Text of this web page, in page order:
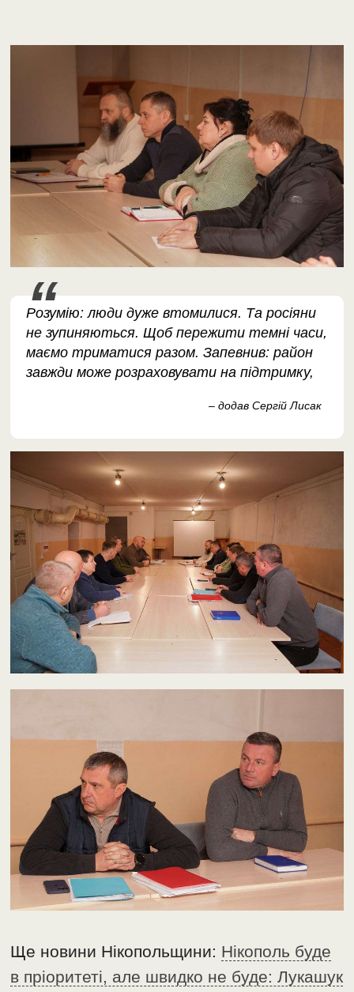
Розумію: люди дуже втомилися. Та росіяни
не зупиняються. Щоб пережити темні часи,
маємо триматися разом. Запевнив: район
завжди може розраховувати на підтримку,
– додав Сергій Лисак
Ще новини Нікопольщини: Нікополь буде
в пріоритеті, але швидко не буде: Лукашук